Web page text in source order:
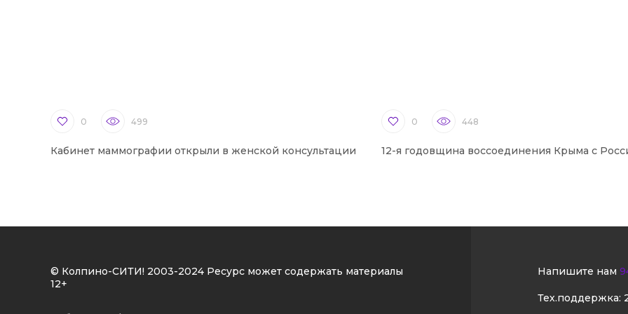
0 499
Кабинет маммографии открыли в женской консультации
0 448
12-я годовщина воссоединения Крыма с
© Колпино-СИТИ! 2003-2024 Ресурс может содержать материалы
12+
Напишите нам
Тех.поддержка: